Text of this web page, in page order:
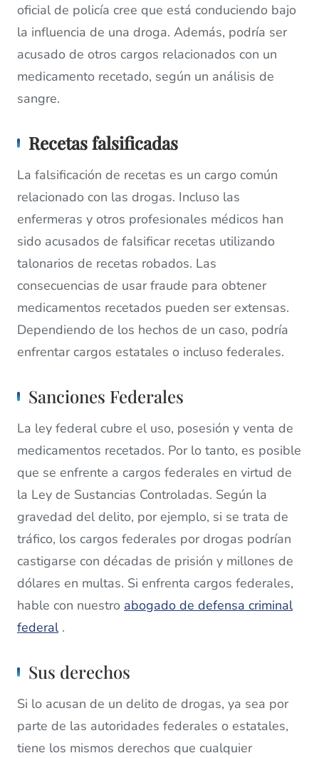
oficial de policía cree que está conduciendo bajo
la influencia de una droga. Además, podría ser
acusado de otros cargos relacionados con un
medicamento recetado, según un análisis de
sangre.
Recetas falsificadas
La falsificación de recetas es un cargo común
relacionado con las drogas. Incluso las
enfermeras y otros profesionales médicos han
sido acusados ​​de falsificar recetas utilizando
talonarios de recetas robados. Las
consecuencias de usar fraude para obtener
medicamentos recetados pueden ser extensas.
Dependiendo de los hechos de un caso, podría
enfrentar cargos estatales o incluso federales.
Sanciones Federales
La ley federal cubre el uso, posesión y venta de
medicamentos recetados. Por lo tanto, es posible
que se enfrente a cargos federales en virtud de
la Ley de Sustancias Controladas. Según la
gravedad del delito, por ejemplo, si se trata de
tráfico, los cargos federales por drogas podrían
castigarse con décadas de prisión y millones de
dólares en multas. Si enfrenta cargos federales,
hable con nuestro abogado de defensa criminal
federal.
Sus derechos
Si lo acusan de un delito de drogas, ya sea por
parte de las autoridades federales o estatales,
tiene los mismos derechos que cualquier